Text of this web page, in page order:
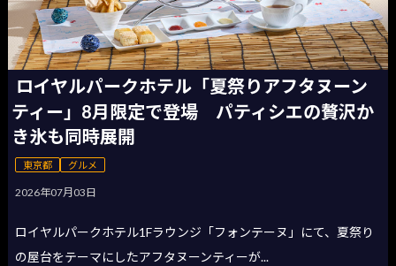
ロイヤルパークホテル「夏祭りアフタヌーン
ティー」8月限定で登場 パティシエの贅沢か
き氷も同時展開
東京都 グルメ
2026年07月03日
ロイヤルパークホテル1Fラウンジ「フォンテーヌ」にて、夏祭り
の屋台をテーマにしたアフタヌーンティーが...